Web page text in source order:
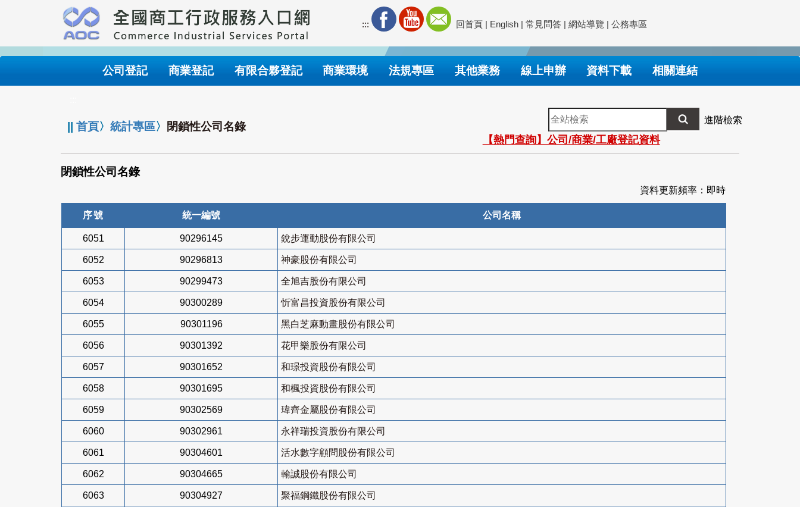
要
內
::: 回首頁 | English | 常見問答 | 網站導覽 | 公務專區
公司登記 商業登記 有限合夥登記 商業環境 法規專區 其他業務 線上申辦 資料下載 相關連結
||首頁〉統計專區〉 閉鎖性公司名錄
全
站
檢
索
進階檢索
【熱門查詢】公司/商業/工廠登記資料
閉鎖性公司名錄
資料更新頻率：即時
序號 統一編號 公司名稱
6051 90296145 銳步運動股份有限公司
6052 90296813 神豪股份有限公司
6053 90299473 全旭吉股份有限公司
6054 90300289 忻富昌投資股份有限公司
6055 90301196 黑白芝麻動畫股份有限公司
6056 90301392 花甲樂股份有限公司
6057 90301652 和璟投資股份有限公司
6058 90301695 和楓投資股份有限公司
6059 90302569 瑋齊金屬股份有限公司
6060 90302961 永祥瑞投資股份有限公司
6061 90304601 活水數字顧問股份有限公司
6062 90304665 翰誠股份有限公司
6063 90304927 聚福鋼鐵股份有限公司